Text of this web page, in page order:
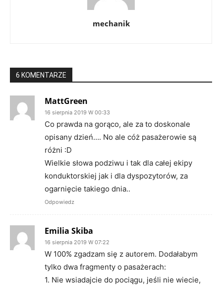
mechanik
6 KOMENTARZE
MattGreen
16 sierpnia 2019 W 00:33
Co prawda na gorąco, ale za to doskonale
opisany dzień…. No ale cóż pasażerowie są
różni :D
Wielkie słowa podziwu i tak dla całej ekipy
konduktorskiej jak i dla dyspozytorów, za
ogarnięcie takiego dnia..
Odpowiedz
Emilia Skiba
16 sierpnia 2019 W 07:22
W 100% zgadzam się z autorem. Dodałabym
tylko dwa fragmenty o pasażerach:
1. Nie wsiadajcie do pociągu, jeśli nie wiecie,